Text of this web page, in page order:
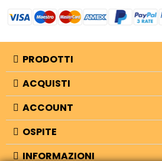
PRODOTTI
ACQUISTI
ACCOUNT
OSPITE
INFORMAZIONI